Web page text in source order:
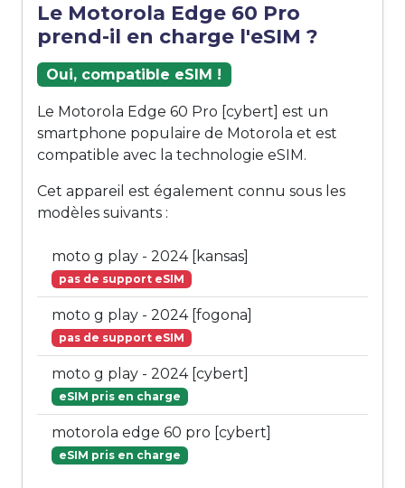
Le Motorola Edge 60 Pro
prend-il en charge l'eSIM ?
Oui, compatible eSIM !
Le Motorola Edge 60 Pro [cybert] est un
smartphone populaire de Motorola et est
compatible avec la technologie eSIM.
Cet appareil est également connu sous les
modèles suivants :
moto g play - 2024 [kansas]
pas de support eSIM
moto g play - 2024 [fogona]
pas de support eSIM
moto g play - 2024 [cybert]
eSIM pris en charge
motorola edge 60 pro [cybert]
eSIM pris en charge